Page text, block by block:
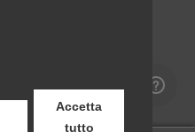
Accetta
tutto